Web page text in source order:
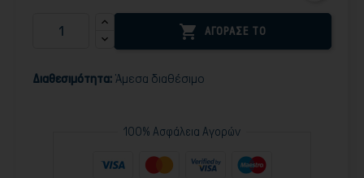
 ΑΓΟΡΑΣΕ ΤΟ
Διαθεσιμότητα: Άμεσα διαθέσιμο
100% Ασφάλεια Αγορών